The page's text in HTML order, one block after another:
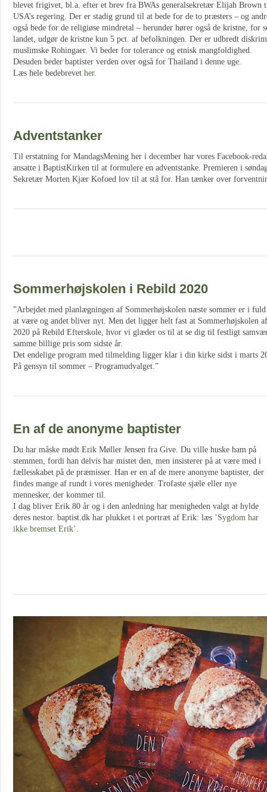
blevet frigivet, bl.a. efter et brev fra BWAs generalsekretær Elijah Brown
USA’s regering. Der er stadig grund til at bede for de to præsters – og
også bede for de religiøse mindretal – herunder hører også de kristne, for
landet, udgør de kristne kun 5 pct. af befolkningen. Der er udbredt
muslimske Rohingaer. Vi beder for tolerance og etnisk mangfoldighed.
Desuden beder baptister verden over også for Thailand i denne uge.
Læs hele bedebrevet her.
Adventstanker
Til erstatning for MandagsMening her i december har vores Facebook-
ansatte i BaptistKirken til at formulere en adventstanke. Premieren i
Sekretær Morten Kjær Kofoed lov til at stå for. Han tænker over
Sommerhøjskolen i Rebild 2020
”Arbejdet med planlægningen af Sommerhøjskolen næste sommer er i
at være og andet bliver nyt. Men det ligger helt fast at Sommerhøjskolen
2020 på Rebild Efterskole, hvor vi glæder os til at se dig til festligt
samme billige pris som sidste år.
Det endelige program med tilmelding ligger klar i din kirke sidst i marts
På gensyn til sommer – Programudvalget.”
En af de anonyme baptister
Du har måske mødt Erik Møller Jensen fra Give. Du ville huske ham på
stemmen, fordi han delvis har mistet den, men insisterer på at være med i
fællesskabet på de præmisser. Han er en af de mere anonyme baptister, der
findes mange af rundt i vores menigheder. Trofaste sjæle eller nye
mennesker, der kommer til.
I dag bliver Erik 80 år og i den anledning har menigheden valgt at hylde
deres nestor. baptist.dk har plukket i et portræt af Erik: læs ’Sygdom har
ikke bremset Erik’.